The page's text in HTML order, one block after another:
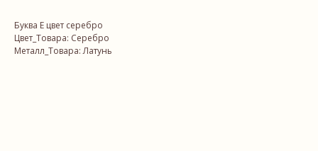
Буква E цвет серебро
Цвет_Товара: Серебро
Металл_Товара: Латунь